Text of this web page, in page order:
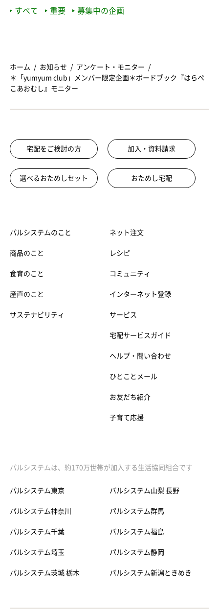
すべて 重要 募集中の企画
ホーム お知らせ
アンケート・モニター
＊「yumyum club」メンバー限定企画＊ボードブック『はらぺ
こあおむし』モニター
宅配をご検討の方 加入・資料請求
選べるおためしセット おためし宅配
パルシステムのこと
商品のこと
食育のこと
産直のこと
サステナビリティ
ネット注文
レシピ
コミュニティ
インターネット登録
サービス
宅配サービスガイド
ヘルプ・問い合わせ
ひとことメール
お友だち紹介
子育て応援
パルシステムは、約170万世帯が加入する生活協同組合です
パルシステム東京
パルシステム神奈川
パルシステム千葉
パルシステム埼玉
パルシステム茨城 栃木
パルシステム山梨 長野
パルシステム群馬
パルシステム福島
パルシステム静岡
パルシステム新潟ときめき